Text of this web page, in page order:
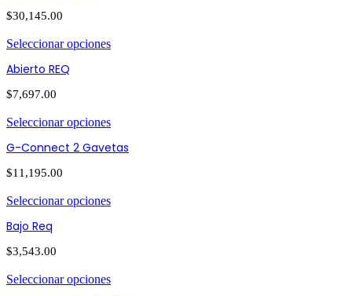
$30,145.00
Seleccionar opciones
Abierto REQ
$7,697.00
Seleccionar opciones
G-Connect 2 Gavetas
$11,195.00
Seleccionar opciones
Bajo Req
$3,543.00
Seleccionar opciones